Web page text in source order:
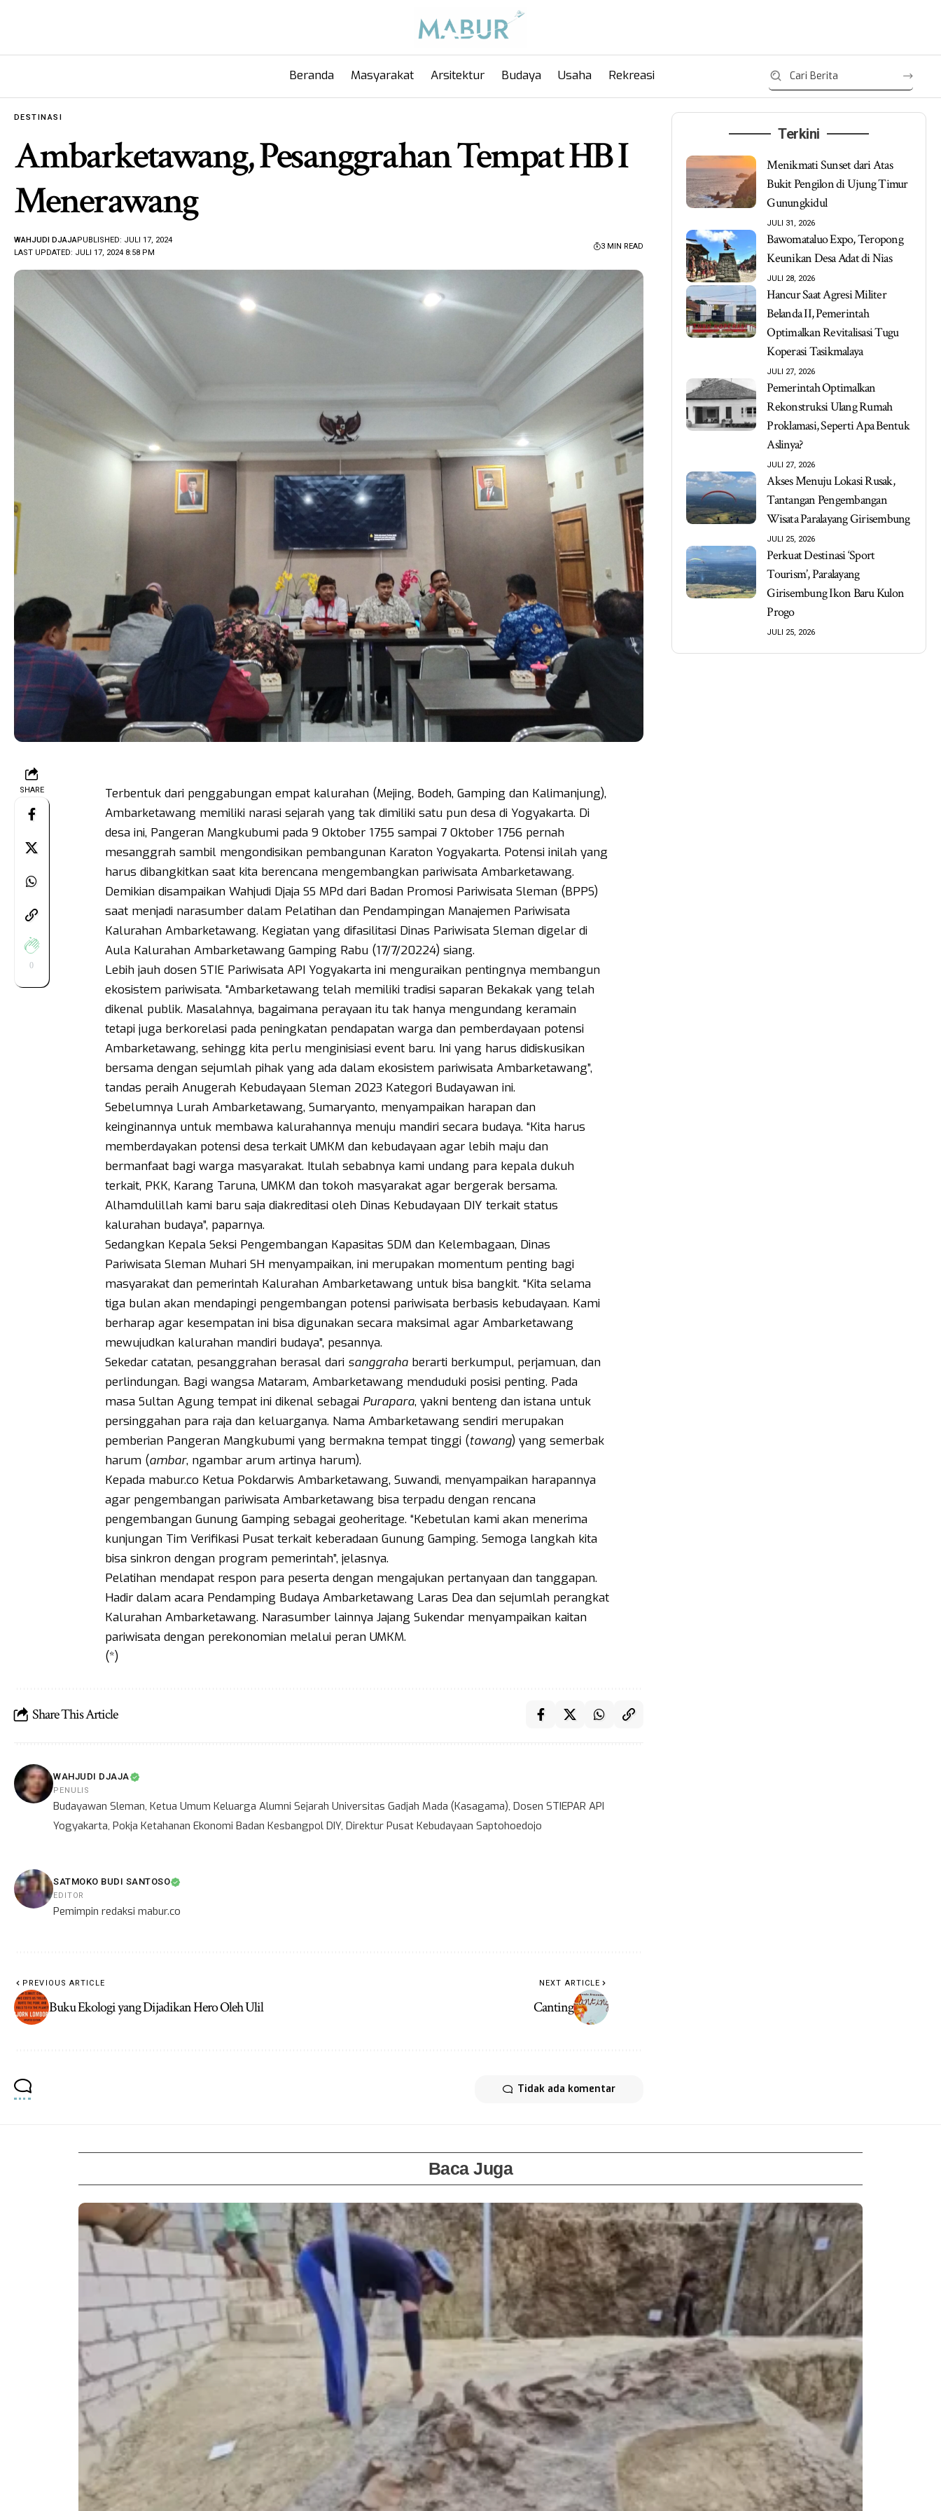
Beranda Masyarakat Arsitektur Budaya Usaha Rekreasi
DESTINASI
Ambarketawang, Pesanggrahan Tempat HB I
Menerawang
LAST UPDATED: JULI 17, 2024 8:58 PM
WAHJUDI DJAJAPUBLISHED: JULI 17, 2024
3 MIN READ
SHARE
0
Terbentuk dari penggabungan empat kalurahan (Mejing, Bodeh, Gamping dan Kalimanjung),
Ambarketawang memiliki narasi sejarah yang tak dimiliki satu pun desa di Yogyakarta. Di
desa ini, Pangeran Mangkubumi pada 9 Oktober 1755 sampai 7 Oktober 1756 pernah
mesanggrah sambil mengondisikan pembangunan Karaton Yogyakarta. Potensi inilah yang
harus dibangkitkan saat kita berencana mengembangkan pariwisata Ambarketawang.
Demikian disampaikan Wahjudi Djaja SS MPd dari Badan Promosi Pariwisata Sleman (BPPS)
saat menjadi narasumber dalam Pelatihan dan Pendampingan Manajemen Pariwisata
Kalurahan Ambarketawang. Kegiatan yang difasilitasi Dinas Pariwisata Sleman digelar di
Aula Kalurahan Ambarketawang Gamping Rabu (17/7/20224) siang.
Lebih jauh dosen STIE Pariwisata API Yogyakarta ini menguraikan pentingnya membangun
ekosistem pariwisata. “Ambarketawang telah memiliki tradisi saparan Bekakak yang telah
dikenal publik. Masalahnya, bagaimana perayaan itu tak hanya mengundang keramain
tetapi juga berkorelasi pada peningkatan pendapatan warga dan pemberdayaan potensi
Ambarketawang, sehingg kita perlu menginisiasi event baru. Ini yang harus didiskusikan
bersama dengan sejumlah pihak yang ada dalam ekosistem pariwisata Ambarketawang”,
tandas peraih Anugerah Kebudayaan Sleman 2023 Kategori Budayawan ini.
Sebelumnya Lurah Ambarketawang, Sumaryanto, menyampaikan harapan dan
keinginannya untuk membawa kalurahannya menuju mandiri secara budaya. “Kita harus
memberdayakan potensi desa terkait UMKM dan kebudayaan agar lebih maju dan
bermanfaat bagi warga masyarakat. Itulah sebabnya kami undang para kepala dukuh
terkait, PKK, Karang Taruna, UMKM dan tokoh masyarakat agar bergerak bersama.
Alhamdulillah kami baru saja diakreditasi oleh Dinas Kebudayaan DIY terkait status
kalurahan budaya”, paparnya.
Sedangkan Kepala Seksi Pengembangan Kapasitas SDM dan Kelembagaan, Dinas
Pariwisata Sleman Muhari SH menyampaikan, ini merupakan momentum penting bagi
masyarakat dan pemerintah Kalurahan Ambarketawang untuk bisa bangkit. “Kita selama
tiga bulan akan mendapingi pengembangan potensi pariwisata berbasis kebudayaan. Kami
berharap agar kesempatan ini bisa digunakan secara maksimal agar Ambarketawang
mewujudkan kalurahan mandiri budaya”, pesannya.
Sekedar catatan, pesanggrahan berasal dari sanggrahaberarti berkumpul, perjamuan, dan
perlindungan. Bagi wangsa Mataram, Ambarketawang menduduki posisi penting. Pada
masa Sultan Agung tempat ini dikenal sebagai Purapara, yakni benteng dan istana untuk
persinggahan para raja dan keluarganya. Nama Ambarketawang sendiri merupakan
pemberian Pangeran Mangkubumi yang bermakna tempat tinggi (tawang) yang semerbak
harum (ambar, ngambar arum artinya harum).
Kepada mabur.co Ketua Pokdarwis Ambarketawang, Suwandi, menyampaikan harapannya
agar pengembangan pariwisata Ambarketawang bisa terpadu dengan rencana
pengembangan Gunung Gamping sebagai geoheritage. “Kebetulan kami akan menerima
kunjungan Tim Verifikasi Pusat terkait keberadaan Gunung Gamping. Semoga langkah kita
bisa sinkron dengan program pemerintah”, jelasnya.
Pelatihan mendapat respon para peserta dengan mengajukan pertanyaan dan tanggapan.
Hadir dalam acara Pendamping Budaya Ambarketawang Laras Dea dan sejumlah perangkat
Kalurahan Ambarketawang. Narasumber lainnya Jajang Sukendar menyampaikan kaitan
pariwisata dengan perekonomian melalui peran UMKM.
(*)
Share This Article
WAHJUDI DJAJA
PENULIS
Budayawan Sleman, Ketua Umum Keluarga Alumni Sejarah Universitas Gadjah Mada (Kasagama), Dosen STIEPAR API
Yogyakarta, Pokja Ketahanan Ekonomi Badan Kesbangpol DIY, Direktur Pusat Kebudayaan Saptohoedojo
SATMOKO BUDI SANTOSO
EDITOR
Pemimpin redaksi mabur.co
PREVIOUS ARTICLE
Buku Ekologi yang Dijadikan Hero Oleh Ulil
NEXT ARTICLE
Canting
Tidak ada komentar
Terkini
Menikmati Sunset dari Atas
Bukit Pengilon di Ujung Timur
Gunungkidul
JULI 31, 2026
Bawomataluo Expo, Teropong
Keunikan Desa Adat di Nias
JULI 28, 2026
Hancur Saat Agresi Militer
Belanda II, Pemerintah
Optimalkan Revitalisasi Tugu
Koperasi Tasikmalaya
JULI 27, 2026
Pemerintah Optimalkan
Rekonstruksi Ulang Rumah
Proklamasi, Seperti Apa Bentuk
Aslinya?
JULI 27, 2026
Akses Menuju Lokasi Rusak,
Tantangan Pengembangan
Wisata Paralayang Girisembung
JULI 25, 2026
Perkuat Destinasi ‘Sport
Tourism’, Paralayang
Girisembung Ikon Baru Kulon
Progo
JULI 25, 2026
Baca Juga